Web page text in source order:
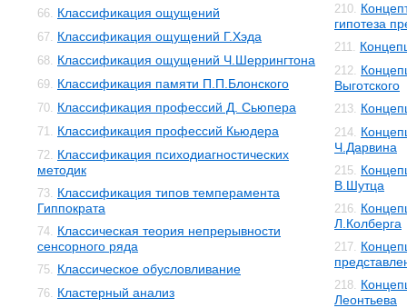
66. Классификация ощущений
67. Классификация ощущений Г.Хэда
68. Классификация ощущений Ч.Шеррингтона
69. Классификация памяти П.П.Блонского
70. Классификация профессий Д. Сьюпера
71. Классификация профессий Кьюдера
72. Классификация психодиагностических
методик
73. Классификация типов темперамента
Гиппократа
74. Классическая теория непрерывности
сенсорного ряда
75. Классическое обусловливание
76. Кластерный анализ
210.
гипотеза
211.
212.
Выготского
213.
214.
Ч.Дарвина
215.
В.Шутца
216.
Л.Колберга
217.
218.
Леонтьева